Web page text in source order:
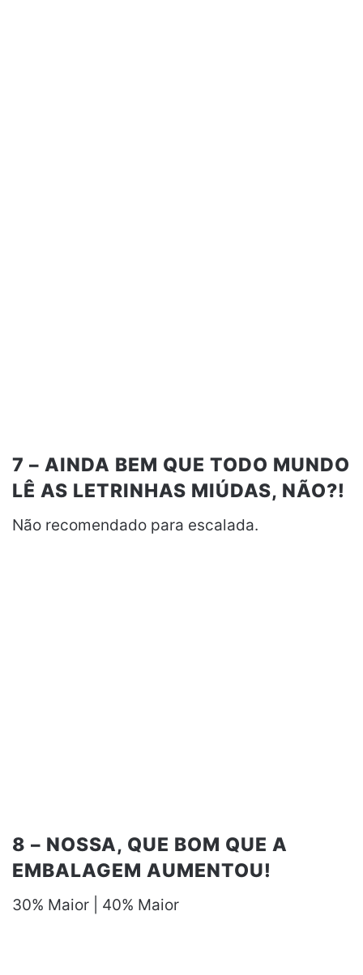
7 – AINDA BEM QUE TODO MUNDO
LÊ AS LETRINHAS MIÚDAS, NÃO?!
Não recomendado para escalada.
8 – NOSSA, QUE BOM QUE A
EMBALAGEM AUMENTOU!
30% Maior | 40% Maior